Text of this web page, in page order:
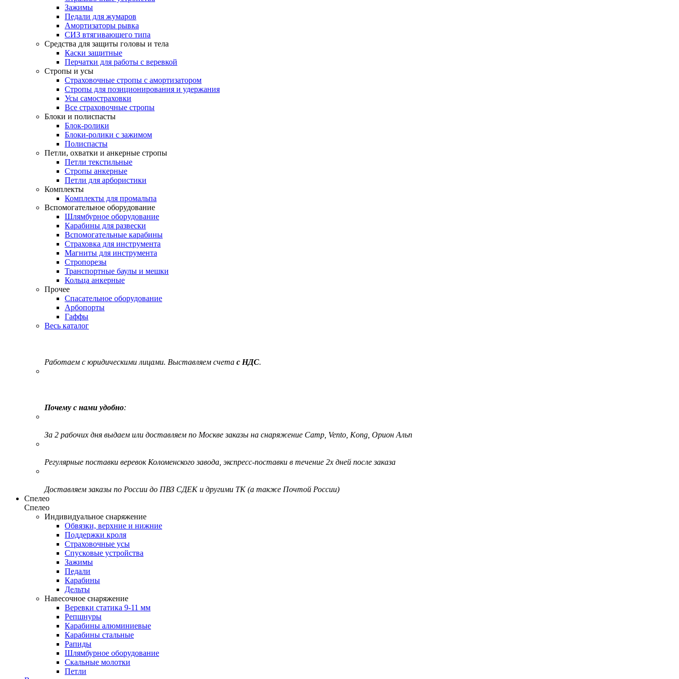
Зажимы
Педали для жумаров
Амортизаторы рывка
СИЗ втягивающего типа
Средства для защиты головы и тела
Каски защитные
Перчатки для работы с веревкой
Стропы и усы
Страховочные стропы с амортизатором
Стропы для позиционирования и удержания
Усы самостраховки
Все страховочные стропы
Блоки и полиспасты
Блок-ролики
Блоки-ролики с зажимом
Полиспасты
Петли, охватки и анкерные стропы
Петли текстильные
Стропы анкерные
Петли для арбористики
Комплекты
Комплекты для промальпа
Вспомогательное оборудование
Шлямбурное оборудование
Карабины для развески
Вспомогательные карабины
Страховка для инструмента
Магниты для инструмента
Стропорезы
Транспортные баулы и мешки
Кольца анкерные
Прочее
Спасательное оборудование
Арбопорты
Гаффы
Весь каталог
Работаем с юридическими лицами. Выставляем счета с НДС.
Почему с нами удобно:
За 2 рабочих дня выдаем или доставляем по Москве заказы на снаряжение Camp, Vento, Kong, Орион Альп
Регулярные поставки веревок Коломенского завода, экспресс-поставки в течение 2х дней после заказа
Доставляем заказы по России до ПВЗ СДЕК и другими ТК (а также Почтой России)
Спелео
Спелео
Индивидуальное снаряжение
Обвязки, верхние и нижние
Поддержки кроля
Страховочные усы
Спусковые устройства
Зажимы
Педали
Карабины
Дельты
Навесочное снаряжение
Веревки статика 9-11 мм
Репшнуры
Карабины алюминиевые
Карабины стальные
Рапиды
Шлямбурное оборудование
Скальные молотки
Петли